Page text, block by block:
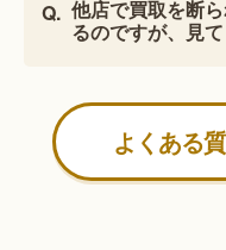
他店で買取を断
るのですが、見
よくある